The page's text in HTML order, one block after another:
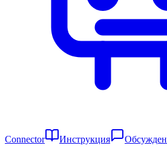
Connector Инструкция